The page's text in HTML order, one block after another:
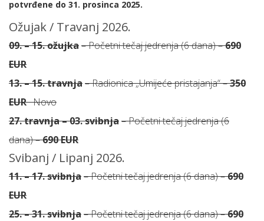
potvrđene do 31. prosinca 2025.
Ožujak / Travanj 2026.
09. – 15. ožujka– Početni tečaj jedrenja (6 dana) –690
EUR
13. – 15. travnja– Radionica „Umijeće pristajanja“ –350
EUR· Novo
27. travnja – 03. svibnja– Početni tečaj jedrenja (6
dana) –690 EUR
Svibanj / Lipanj 2026.
11. – 17. svibnja– Početni tečaj jedrenja (6 dana) –690
EUR
25. – 31. svibnja– Početni tečaj jedrenja (6 dana) –690